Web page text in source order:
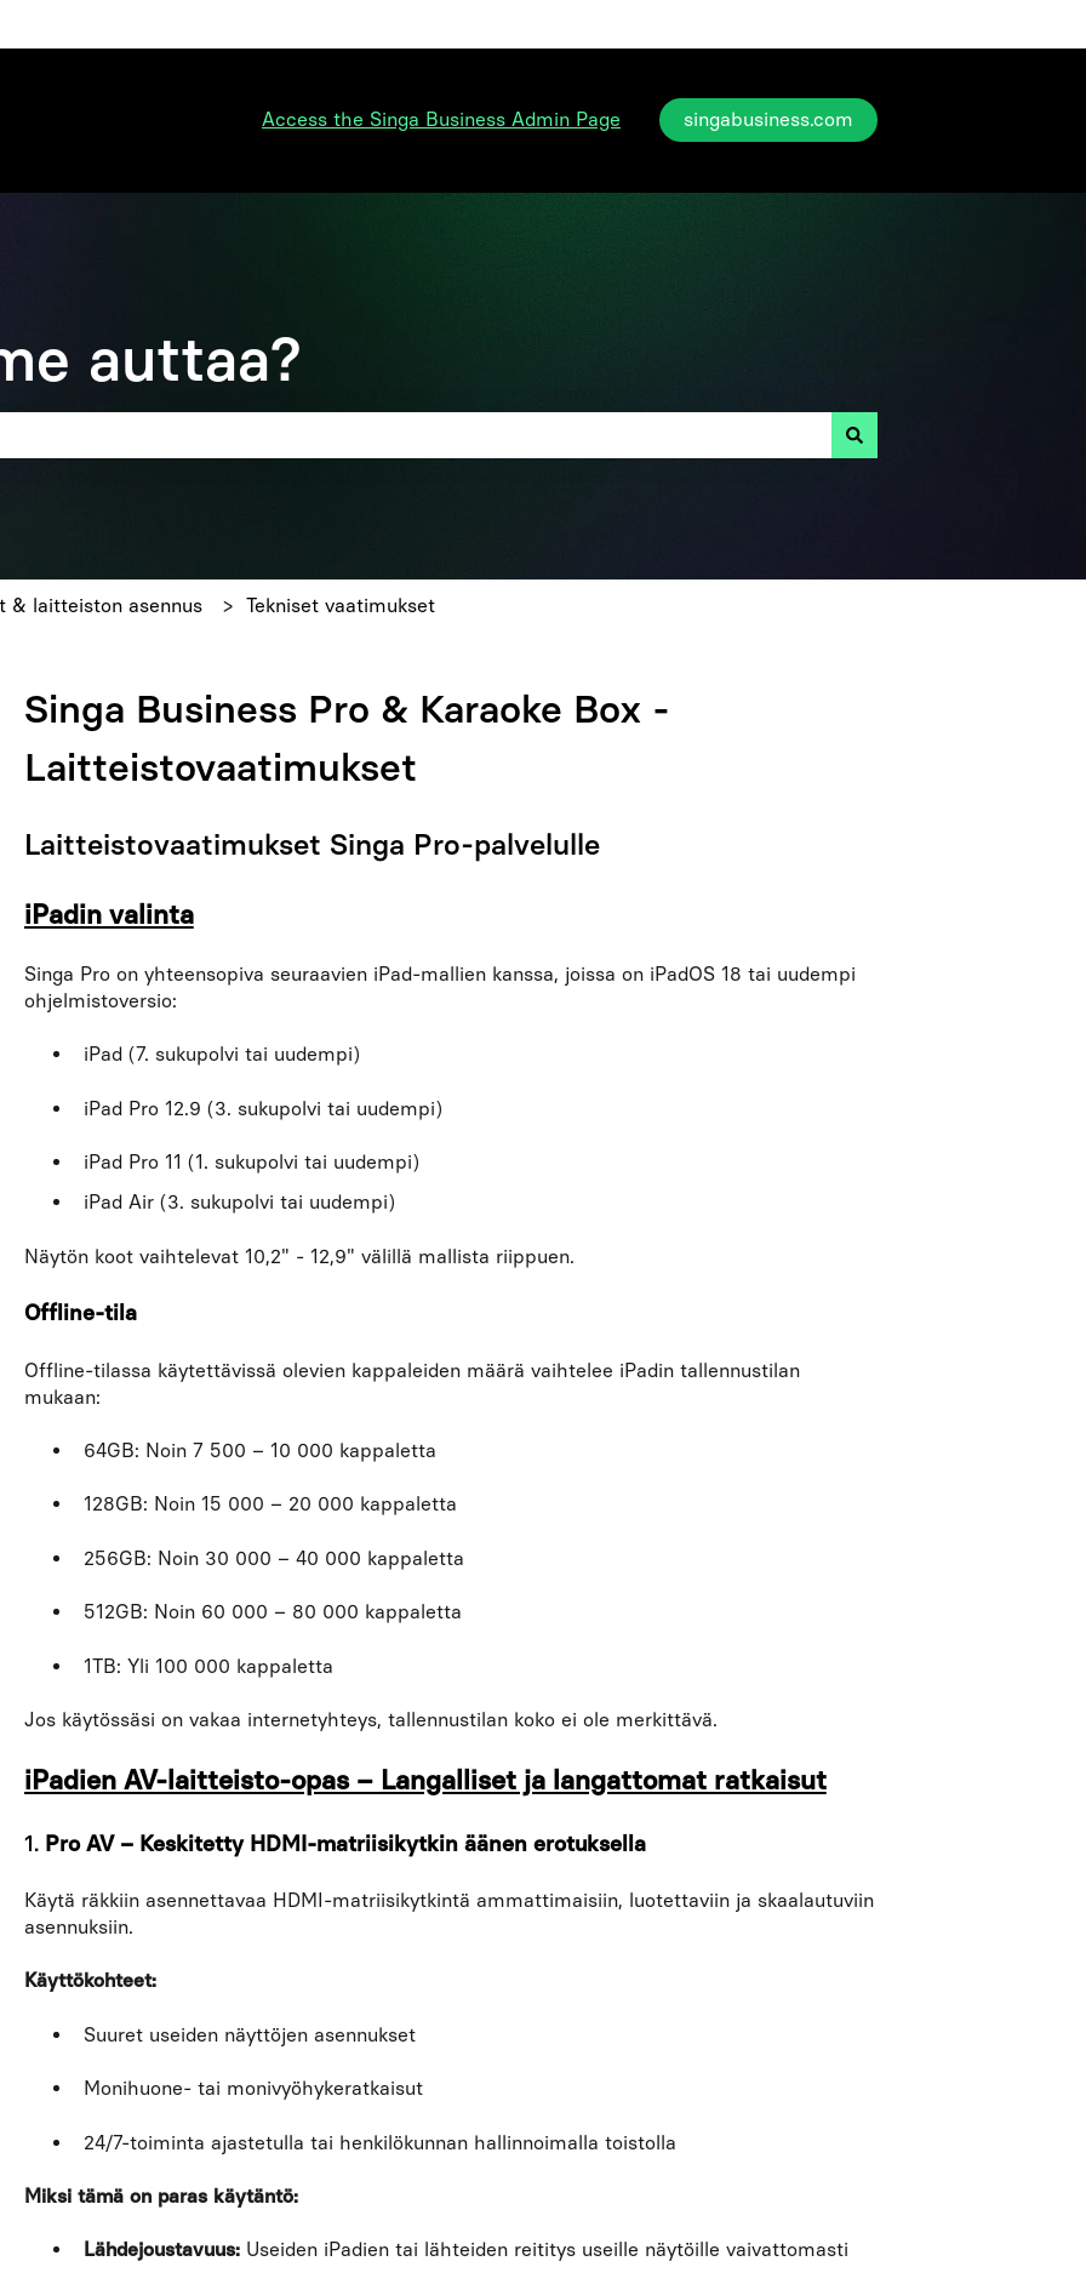
Access the Singa Business Admin Page singabusiness.com
auttaa?
& laitteiston asennus Tekniset vaatimukset
Singa Business Pro & Karaoke Box -
Laitteistovaatimukset
Laitteistovaatimukset Singa Pro-palvelulle
iPadin valinta
Singa Pro on yhteensopiva seuraavien iPad-mallien kanssa, joissa on iPadOS 18 tai uudempi
ohjelmistoversio:
iPad (7. sukupolvi tai uudempi)
iPad Pro 12.9 (3. sukupolvi tai uudempi)
iPad Pro 11 (1. sukupolvi tai uudempi)
iPad Air (3. sukupolvi tai uudempi)
Näytön koot vaihtelevat 10,2" - 12,9" välillä mallista riippuen.
Offline-tila
Offline-tilassa käytettävissä olevien kappaleiden määrä vaihtelee iPadin tallennustilan
mukaan:
64GB: Noin 7 500 – 10 000 kappaletta
128GB: Noin 15 000 – 20 000 kappaletta
256GB: Noin 30 000 – 40 000 kappaletta
512GB: Noin 60 000 – 80 000 kappaletta
1TB: Yli 100 000 kappaletta
Jos käytössäsi on vakaa internetyhteys, tallennustilan koko ei ole merkittävä.
iPadien AV-laitteisto-opas – Langalliset ja langattomat ratkaisut
1. Pro AV – Keskitetty HDMI-matriisikytkin äänen erotuksella
Käytä räkkiin asennettavaa HDMI-matriisikytkintä ammattimaisiin, luotettaviin ja skaalautuviin
asennuksiin.
Käyttökohteet:
Suuret useiden näyttöjen asennukset
Monihuone- tai monivyöhykeratkaisut
24/7-toiminta ajastetulla tai henkilökunnan hallinnoimalla toistolla
Miksi tämä on paras käytäntö:
Lähdejoustavuus:Useiden iPadien tai lähteiden reititys useille näytöille vaivattomasti